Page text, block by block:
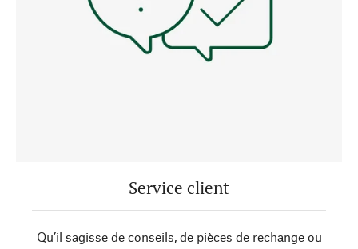
Service client
Qu’il sagisse de conseils, de pièces de rechange ou